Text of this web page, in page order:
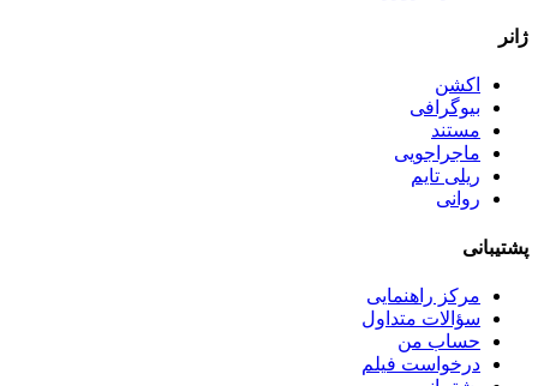
ژانر
اکشن
بیوگرافی
مستند
ماجراجویی
ریلی تایم
روانی
پشتیبانی
مرکز راهنمایی
سؤالات متداول
حساب من
درخواست فیلم